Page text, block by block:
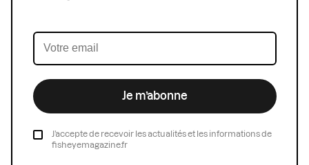
Je m’abonne
J’accepte de recevoir les actualités et les informations de
fisheyemagazine.fr